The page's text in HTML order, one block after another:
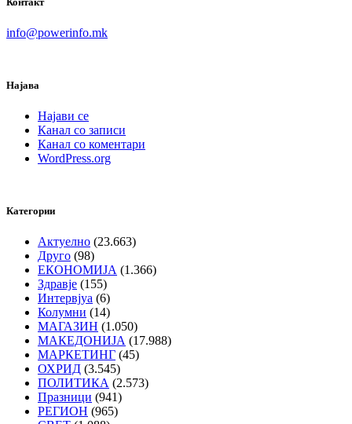
info@powerinfo.mk
Најава
Најави се
Канал со записи
Канал со коментари
WordPress.org
Категории
Актуелно (23.663)
Друго (98)
ЕКОНОМИЈА (1.366)
Здравје (155)
Интервјуа (6)
Колумни (14)
МАГАЗИН (1.050)
МАКЕДОНИЈА (17.988)
МАРКЕТИНГ (45)
ОХРИД (3.545)
ПОЛИТИКА (2.573)
Празници (941)
РЕГИОН (965)